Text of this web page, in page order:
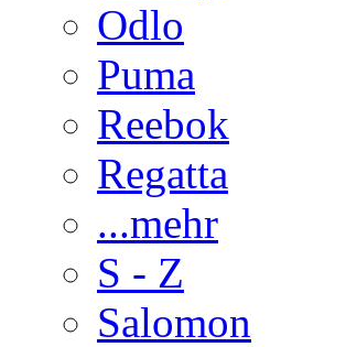
Odlo
Puma
Reebok
Regatta
...mehr
S - Z
Salomon